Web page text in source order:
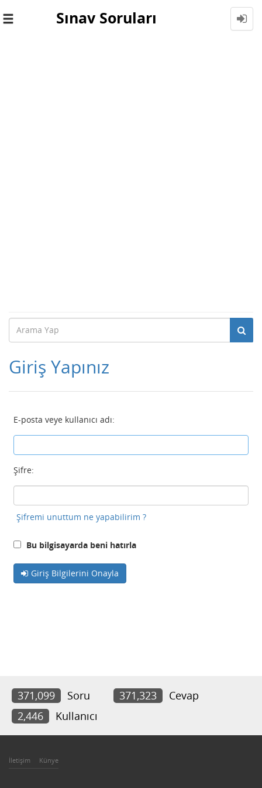
Toggle
Sınav Soruları
Giriş Yapınız
E-posta veye kullanıcı adı:
Şifre:
Şifremi unuttum ne yapabilirim ?
Bu bilgisayarda beni hatırla
Giriş Bilgilerini Onayla
371,099 Soru 371,323
Cevap
2,446
Kullanıcı
İletişim Künye